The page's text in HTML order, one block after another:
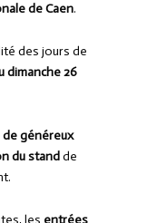
de Caen.
des jours de
dimanche 26
généreux
du stand de
les entrées